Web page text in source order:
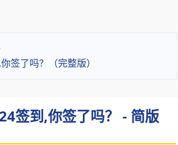
签了吗？（完整版）
签到,你签了吗？ - 简版